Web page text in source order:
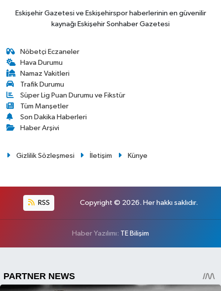
Eskişehir Gazetesi ve Eskişehirspor haberlerinin en güvenilir
kaynağı Eskişehir Sonhaber Gazetesi
Nöbetçi Eczaneler
Hava Durumu
Namaz Vakitleri
Trafik Durumu
Süper Lig Puan Durumu ve Fikstür
Tüm Manşetler
Son Dakika Haberleri
Haber Arşivi
Gizlilik Sözleşmesi İletişim Künye
RSS Copyright © 2026. Her hakkı saklıdır.
Haber Yazılımı: TE Bilişim